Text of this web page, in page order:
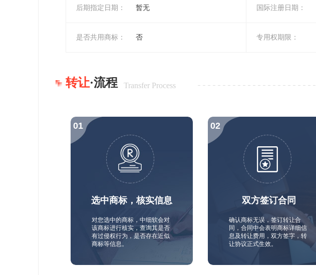
后期指定日期： 暂无 国际注册日期：
是否共用商标： 否 专用权期限：
转让·流程 Transfer Process
选中商标，核实信息
对您选中的商标，中细软会对
该商标进行核实，查询其是否
有过侵权行为，是否存在近似
商标等信息。
双方签订合同
确认商标无误，签订转让合
同，合同中会表明商标详细信
息及转让费用，双方签字，转
让协议正式生效。